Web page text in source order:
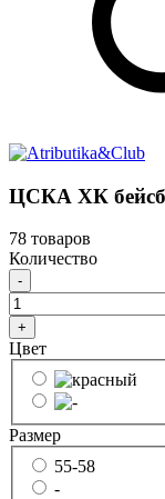
ЦСКА ХК
78 товаров
Количество
-
+
Цвет
Размер
55-58
-